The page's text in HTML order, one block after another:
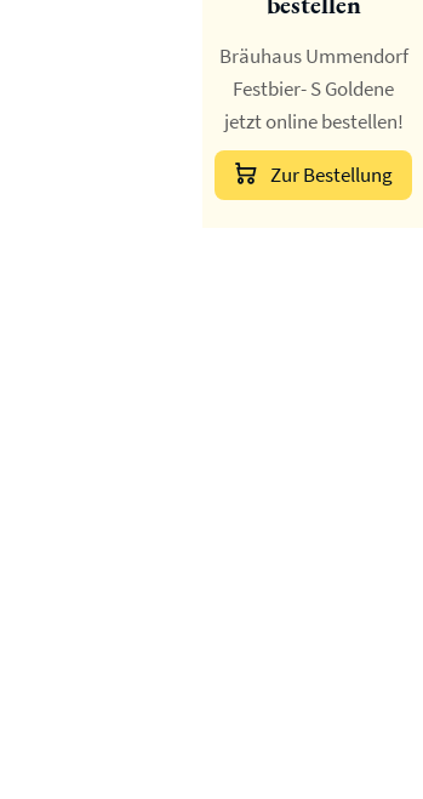
Bräuhaus Ummendorf
Festbier- S Goldene
jetzt online bestellen!
Zur Bestellung